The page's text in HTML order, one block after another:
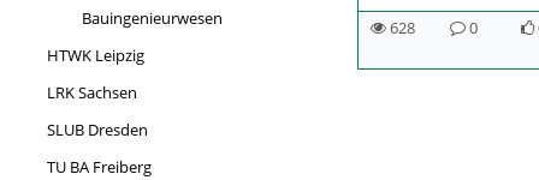
Bauingenieurwesen
HTWK Leipzig
LRK Sachsen
SLUB Dresden
TU BA Freiberg
628
views
0
Kommentare
likes